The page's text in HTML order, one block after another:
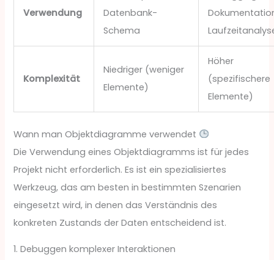
Verwendung
Datenbank-
Schema
Komplexität
Niedriger (weniger
Elemente)
Höher
(spezifischere
Elemente)
Wann man Objektdiagramme verwendet
Die Verwendung eines Objektdiagramms ist für jedes
Projekt nicht erforderlich. Es ist ein spezialisiertes
Werkzeug, das am besten in bestimmten Szenarien
eingesetzt wird, in denen das Verständnis des
konkreten Zustands der Daten entscheidend ist.
1. Debuggen komplexer Interaktionen